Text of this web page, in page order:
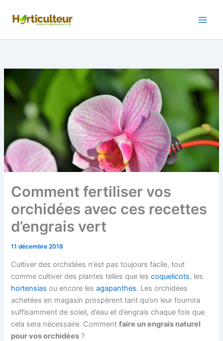
Comment fertiliser vos
orchidées avec ces recettes
d’engrais vert
11 décembre 2018
Cultiver des orchidées n’est pas toujours facile, tout
comme cultiver des plantes telles que lescoquelicots, les
hortensias ou encore lesagapanthes. Les orchidées
achetées en magasin prospèrent tant qu’on leur fournira
suffisamment de soleil, d’eau et d’engrais chaque fois que
cela sera nécessaire. Commentfaire un engrais naturel
pour vos orchidées ?